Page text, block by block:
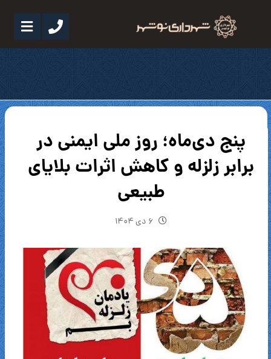
پنج دی‌ماه؛ روز ملی ایمنی در
برابر زلزله و کاهش اثرات بلایای
طبیعی
۶ دی ۱۴۰۴